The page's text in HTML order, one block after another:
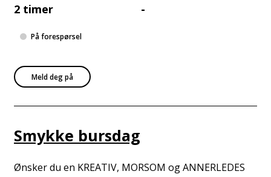
2 timer -
Meld deg på
På forespørsel
Smykke bursdag
Ønsker du en KREATIV, MORSOM og ANNERLEDES